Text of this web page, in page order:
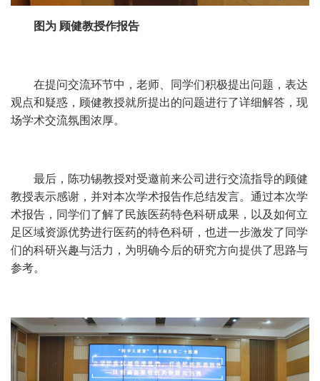
图为 顾健教授作报告
在提问交流环节中，老师、同学们积极提出问题，表达
观点和疑惑，顾健教授就所提出的问题进行了详细解答，现
场学术交流氛围浓厚。
最后，陈功锡教授对受邀前来公司进行交流指导的顾健
教授表示感谢，并对本次学术报告作总结发言。通过本次学
术报告，同学们了解了民族医药特色科研成果，以及如何立
足区域资源优势进行医药的特色科研，也进一步激发了同学
们的科研兴趣与活力，为明确今后的研究方向提供了思路与
参考。